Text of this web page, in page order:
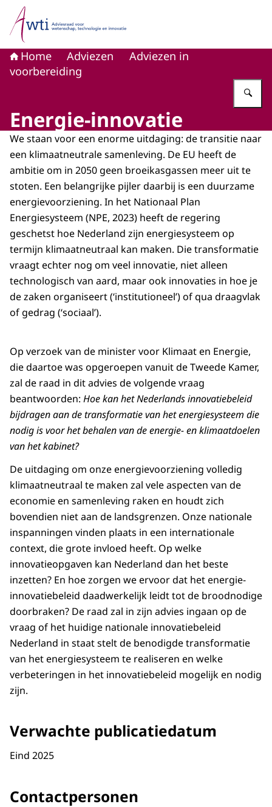
Naar de homepage van Adviesraad voor wetenschap,
Home Adviezen
Adviezen in
voorbereiding
Energie-innovatie
We staan voor een enorme uitdaging: de transitie naar
een klimaatneutrale samenleving. De EU heeft de
ambitie om in 2050 geen broeikasgassen meer uit te
stoten. Een belangrijke pijler daarbij is een duurzame
energievoorziening. In het Nationaal Plan
Energiesysteem (NPE, 2023) heeft de regering
geschetst hoe Nederland zijn energiesysteem op
termijn klimaatneutraal kan maken. Die transformatie
vraagt echter nog om veel innovatie, niet alleen
technologisch van aard, maar ook innovaties in hoe je
de zaken organiseert (‘institutioneel’) of qua draagvlak
of gedrag (‘sociaal’).
Op verzoek van de minister voor Klimaat en Energie,
die daartoe was opgeroepen vanuit de Tweede Kamer,
zal de raad in dit advies de volgende vraag
beantwoorden: Hoe kan het Nederlands innovatiebeleid
bijdragen aan de transformatie van het energiesysteem die
nodig is voor het behalen van de energie- en klimaatdoelen
van het kabinet?
De uitdaging om onze energievoorziening volledig
klimaatneutraal te maken zal vele aspecten van de
economie en samenleving raken en houdt zich
bovendien niet aan de landsgrenzen. Onze nationale
inspanningen vinden plaats in een internationale
context, die grote invloed heeft. Op welke
innovatieopgaven kan Nederland dan het beste
inzetten? En hoe zorgen we ervoor dat het energie-
innovatiebeleid daadwerkelijk leidt tot de broodnodige
doorbraken? De raad zal in zijn advies ingaan op de
vraag of het huidige nationale innovatiebeleid
Nederland in staat stelt de benodigde transformatie
van het energiesysteem te realiseren en welke
verbeteringen in het innovatiebeleid mogelijk en nodig
zijn.
Verwachte publicatiedatum
Eind 2025
Contactpersonen